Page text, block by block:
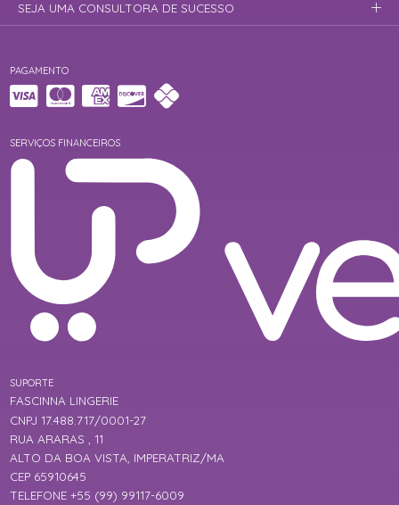
PAGAMENTO
SERVIÇOS FINANCEIROS
SUPORTE
FASCINNA LINGERIE
CNPJ 17.488.717/0001-27
RUA ARARAS , 11
ALTO DA BOA VISTA, IMPERATRIZ/MA
CEP 65910645
TELEFONE +55 (99) 99117-6009
SEJA UMA CONSULTORA DE SUCESSO